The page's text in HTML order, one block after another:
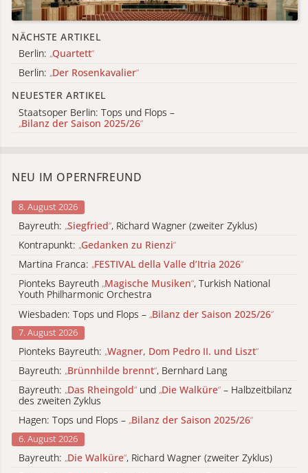
NÄCHSTE ARTIKEL
Berlin: „Quartett“
Berlin: „Der Rosenkavalier“
NEUESTER ARTIKEL
Staatsoper Berlin: Tops und Flops –
„Bilanz der Saison 2025/26“
NEU IM OPERNFREUND
8. August 2026
Bayreuth: „Siegfried“, Richard Wagner (zweiter Zyklus)
Kontrapunkt: „Gedanken zu Rienzi“
Martina Franca: „FESTIVAL della Valle d’Itria 2026“
Pionteks Bayreuth „Magische Musiken“, Turkish National
Youth Philharmonic Orchestra
Wiesbaden: Tops und Flops – „Bilanz der Saison 2025/26“
7. August 2026
Pionteks Bayreuth: „Wagner, Dom Pedro II. und Liszt“
Bayreuth: „Brünnhilde brennt“, Bernhard Lang
Bayreuth: „Das Rheingold“ und „Die Walküre“ – Halbzeitbilanz
des zweiten Zyklus
Hagen: Tops und Flops – „Bilanz der Saison 2025/26“
6. August 2026
Bayreuth: „Die Walküre“, Richard Wagner (zweiter Zyklus)